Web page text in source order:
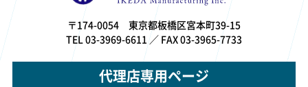
〒174-0054 東京都板橋区宮本町39-15
TEL 03-3969-6611 ／ FAX 03-3965-7733
代理店専用ページ